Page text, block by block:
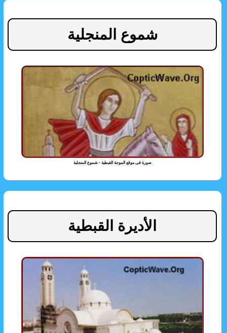
شموع المنجلية
صورة فى موقع الموجة القبطية - شموع المنجلية
الأديرة القبطية